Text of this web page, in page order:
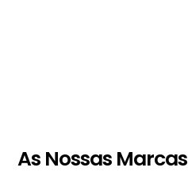
As Nossas Marcas